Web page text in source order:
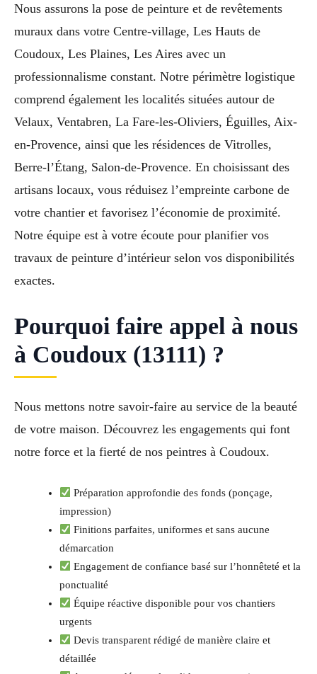
Nous assurons la pose de peinture et de revêtements
muraux dans votre Centre-village, Les Hauts de
Coudoux, Les Plaines, Les Aires avec un
professionnalisme constant. Notre périmètre logistique
comprend également les localités situées autour de
Velaux, Ventabren, La Fare-les-Oliviers, Éguilles, Aix-
en-Provence, ainsi que les résidences de Vitrolles,
Berre-l’Étang, Salon-de-Provence. En choisissant des
artisans locaux, vous réduisez l’empreinte carbone de
votre chantier et favorisez l’économie de proximité.
Notre équipe est à votre écoute pour planifier vos
travaux de peinture d’intérieur selon vos disponibilités
exactes.
Pourquoi faire appel à nous
à Coudoux (13111) ?
Nous mettons notre savoir-faire au service de la beauté
de votre maison. Découvrez les engagements qui font
notre force et la fierté de nos peintres à Coudoux.
Préparation approfondie des fonds (ponçage,
impression)
Finitions parfaites, uniformes et sans aucune
démarcation
Engagement de confiance basé sur l’honnêteté et la
ponctualité
Équipe réactive disponible pour vos chantiers
urgents
Devis transparent rédigé de manière claire et
détaillée